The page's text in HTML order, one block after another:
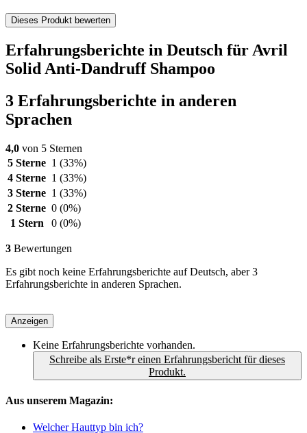
Dieses Produkt bewerten
Erfahrungsberichte in Deutsch für Avril
Solid Anti-Dandruff Shampoo
3 Erfahrungsberichte in anderen
Sprachen
4,0 von 5 Sternen
5 Sterne 1 (33%)
4 Sterne 1 (33%)
3 Sterne 1 (33%)
2 Sterne 0 (0%)
1 Stern
0 (0%)
3 Bewertungen
Es gibt noch keine Erfahrungsberichte auf Deutsch, aber 3
Erfahrungsberichte in anderen Sprachen.
Anzeigen
Keine Erfahrungsberichte vorhanden.
Schreibe als Erste*r einen Erfahrungsbericht für dieses
Produkt.
Aus unserem Magazin:
Welcher Hauttyp bin ich?